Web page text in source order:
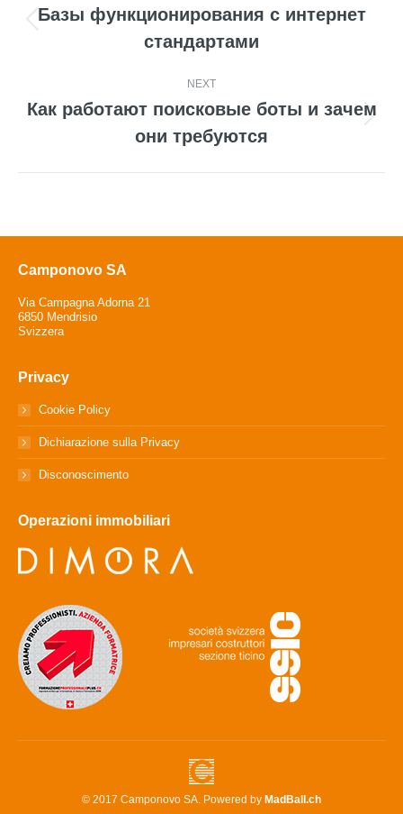
navigation
post:
Базы функционирования с интернет
стандартами
NEXT
post:
Как работают поисковые боты и зачем
они требуются
Camponovo SA
Via Campagna Adorna 21
6850 Mendrisio
Svizzera
Privacy
Cookie Policy
Dichiarazione sulla Privacy
Disconoscimento
Operazioni immobiliari
© 2017 Camponovo SA. Powered by MadBall.ch